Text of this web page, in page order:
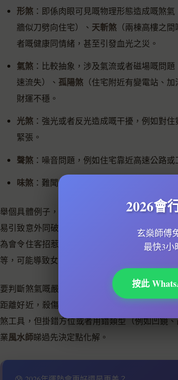
形煞：即係肉眼可見嘅物理形態造成嘅煞氣
牆似刀劈向住宅）、 天斬煞（兩棟高樓之
者嘅健康同情緒，甚至引發血光之災。
氣煞：比較抽象，涉及氣流或者磁場嘅問題
速流失）、 孤陽煞（住宅附近有變電站、加
財運不穩。
光煞：強光或者反光造成嘅干擾，例如對
緊張。
聲煞：噪音問題，例如住宅靠近高速公路
味煞：難聞氣味源頭，例如對住垃圾房、
舉個具體例子，
係指住宅正對一條直路
易引致意外同破財。而
就係住宅對住馬
為會令住客招惹是非同官司。至於
白虎煞，係
等，可能導致女主人健康出問題。
要判斷煞氣嘅嚴重性，仲要考慮距離、方位同
距離好近，殺傷力會大增；但如果中間有屏風
煞工具，但掛錯方位或者用錯類型（例如凹鏡
業風水師睇過先決定點化解。
2026會
玄燊師傅
最快3小
按此